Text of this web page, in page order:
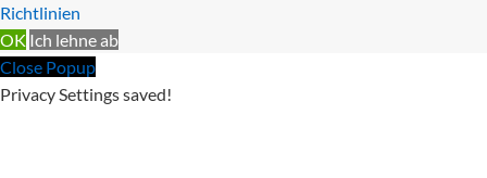
Richtlinien
OK Ich lehne ab
Close Popup
Privacy Settings saved!